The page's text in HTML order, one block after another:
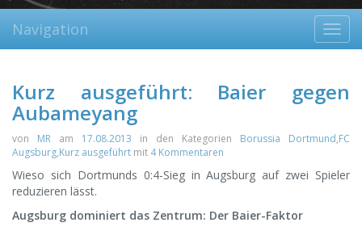
Navigation
Kurz ausgeführt: Baier gegen
Aubameyang
von MR am 17.08.2013 in den Kategorien Borussia Dortmund,FC
Augsburg,Kurz ausgeführt mit 4 Kommentaren
Wieso sich Dortmunds 0:4-Sieg in Augsburg auf zwei Spieler
reduzieren lässt.
Augsburg dominiert das Zentrum: Der Baier-Faktor